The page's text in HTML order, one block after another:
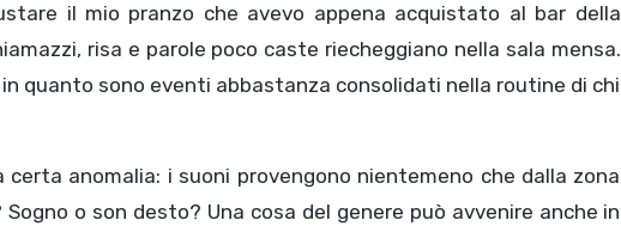
il mio pranzo che avevo appena acquistato al bar della
risa e parole poco caste riecheggiano nella sala mensa.
quanto sono eventi abbastanza consolidati nella routine di chi
anomalia: i suoni provengono nientemeno che dalla zona
o son desto? Una cosa del genere può avvenire anche in